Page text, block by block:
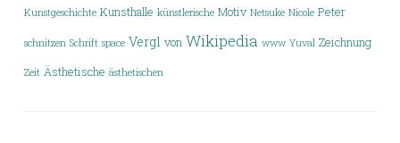
Kunstgeschichte Kunsthalle künstlerische Motiv Netsuke Nicole Peter
schnitzen Schrift space Vergl von Wikipedia www Yuval Zeichnung
Zeit Ästhetische ästhetischen